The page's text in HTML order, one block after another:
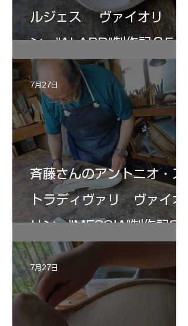
ルジェス ヴァイオリ
ン ”ALARD"制作記３5
斉藤さんのアントニオ・ス
トラディヴァリ ヴァイオ
リン ”MESSIA"制作記33
7月27日
7月27日